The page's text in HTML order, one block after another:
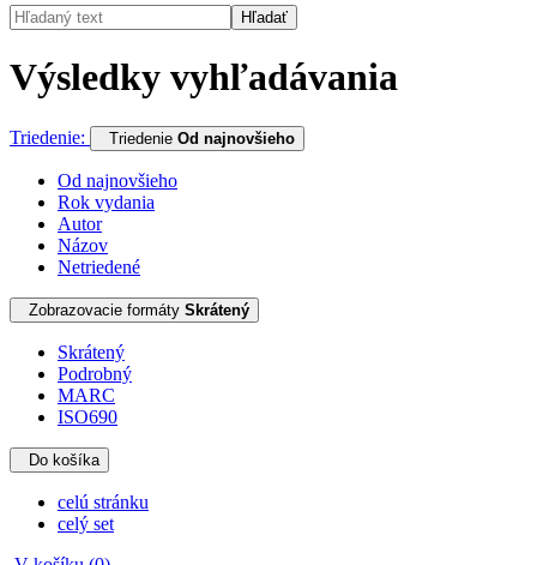
Hľadať
Výsledky vyhľadávania
Triedenie: Triedenie Od najnovšieho
Od najnovšieho
Rok vydania
Autor
Názov
Netriedené
Zobrazovacie formáty Skrátený
Skrátený
Podrobný
MARC
ISO690
Do košíka
celú stránku
celý set